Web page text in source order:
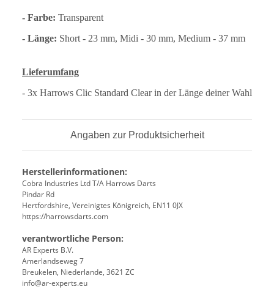
- Farbe: Transparent
- Länge: Short - 23 mm, Midi - 30 mm, Medium - 37 mm
Lieferumfang
- 3x Harrows Clic Standard Clear in der Länge deiner Wahl
Angaben zur Produktsicherheit
Herstellerinformationen:
Cobra Industries Ltd T/A Harrows Darts
Pindar Rd
Hertfordshire, Vereinigtes Königreich, EN11 0JX
https://harrowsdarts.com
verantwortliche Person:
AR Experts B.V.
Amerlandseweg 7
Breukelen, Niederlande, 3621 ZC
info@ar-experts.eu